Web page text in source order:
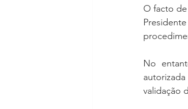
O facto
No
validação